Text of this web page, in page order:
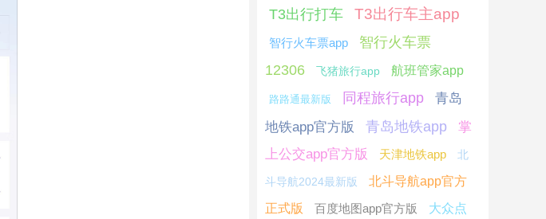
T3出行打车
T3出行车主app
智行火车票app
智行火车票
12306
飞猪旅行app 航班管家app
路路通最新版 同程旅行app
青岛
地铁app官方版
青岛地铁app
掌
上公交app官方版
天津地铁app 北
斗导航2024最新版
北斗导航app官方
正式版
百度地图app官方版
大众点